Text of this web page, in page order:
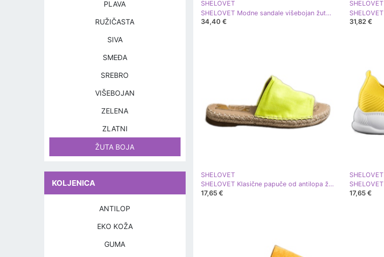
SHELOVET
SHELOVET Modne sandale višebojan žuta boja
34,40 €
SHELOVET
31,82 €
SHELOVET
SHELOVET Klasične papuče od antilopa žuta boja
17,65 €
SHELOVET
17,65 €
PLAVA
RUŽIČASTA
SIVA
SMEĐA
SREBRO
VIŠEBOJAN
ZELENA
ZLATNI
ŽUTA BOJA
KOLJENICA
ANTILOP
EKO KOŽA
GUMA